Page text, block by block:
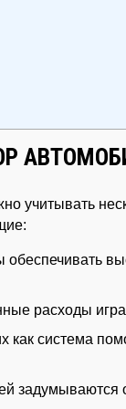
учитывать
расходы
как система
задумываются